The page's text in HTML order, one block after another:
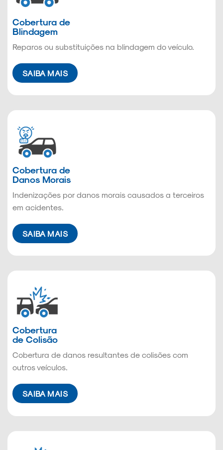
Cobertura de
Blindagem
Reparos ou substituições na blindagem do veículo.
SAIBA MAIS
Cobertura de
Danos Morais
Indenizações por danos morais causados a terceiros
em acidentes.
SAIBA MAIS
Cobertura
de Colisão
Cobertura de danos resultantes de colisões com
outros veículos.
SAIBA MAIS